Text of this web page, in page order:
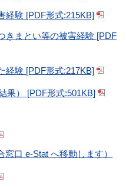
経験 [PDF形式:215KB]
きまとい等の被害経験 [PDF
経験 [PDF形式:217KB]
果） [PDF形式:501KB]
口 e-Stat へ移動します）